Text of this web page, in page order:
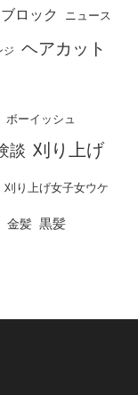
ロック ニュース
ジ ヘアカット
ボーイッシュ
談 刈り上げ
刈り上げ女子女ウケ
金髪 黒髪